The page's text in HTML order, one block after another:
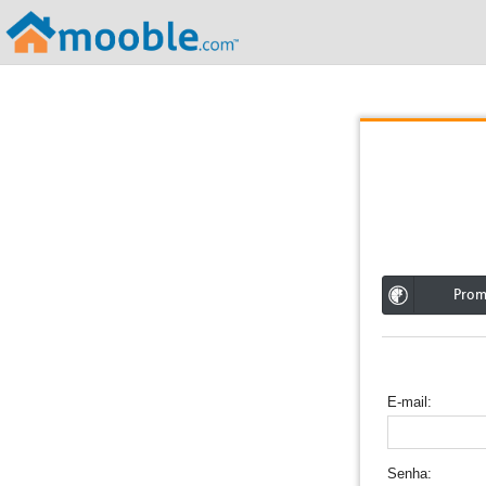
E-mail
Senha